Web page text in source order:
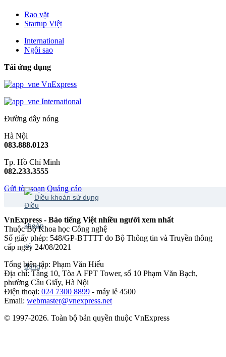
Rao vặt
Startup Việt
International
Ngôi sao
Tải ứng dụng
VnExpress
International
Đường dây nóng
Hà Nội
083.888.0123
Tp. Hồ Chí Minh
082.233.3555
Gửi tòa soạn Quảng cáo
Điều khoản sử dụng
VnExpress - Báo tiếng Việt nhiều người xem nhất
Thuộc Bộ Khoa học Công nghệ
Số giấy phép: 548/GP-BTTTT do Bộ Thông tin và Truyền thông
cấp ngày 24/08/2021
Tổng biên tập: Phạm Văn Hiếu
Địa chỉ: Tầng 10, Tòa A FPT Tower, số 10 Phạm Văn Bạch,
phường Cầu Giấy, Hà Nội
Điện thoại: 024 7300 8899 - máy lẻ 4500
Email: webmaster@vnexpress.net
© 1997-2026. Toàn bộ bản quyền thuộc VnExpress